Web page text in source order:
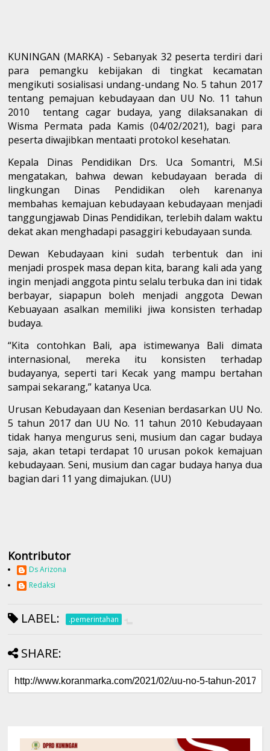
KUNINGAN (MARKA) - Sebanyak 32 peserta terdiri dari
para pemangku kebijakan di tingkat kecamatan
mengikuti sosialisasi undang-undang No. 5 tahun 2017
tentang pemajuan kebudayaan dan UU No. 11 tahun
2010
tentang cagar budaya, yang dilaksanakan di
Wisma Permata pada Kamis (04/02/2021), bagi para
peserta diwajibkan mentaati protokol kesehatan.
Kepala Dinas Pendidikan Drs. Uca Somantri, M.Si
mengatakan, bahwa dewan kebudayaan berada di
lingkungan Dinas Pendidikan oleh karenanya
membahas kemajuan kebudayaan kebudayaan menjadi
tanggungjawab Dinas Pendidikan, terlebih dalam waktu
dekat akan menghadapi pasaggiri kebudayaan sunda.
Dewan Kebudayaan kini sudah terbentuk dan ini
menjadi prospek masa depan kita, barang kali ada yang
ingin menjadi anggota pintu selalu terbuka dan ini tidak
berbayar, siapapun boleh menjadi anggota Dewan
Kebuayaan asalkan memiliki jiwa konsisten terhadap
budaya.
“Kita contohkan Bali, apa istimewanya Bali dimata
internasional, mereka itu konsisten terhadap
budayanya, seperti tari Kecak yang mampu bertahan
sampai sekarang,” katanya Uca.
Urusan Kebudayaan dan Kesenian berdasarkan UU No.
5 tahun 2017 dan UU No. 11 tahun 2010 Kebudayaan
tidak hanya mengurus seni, musium dan cagar budaya
saja, akan tetapi terdapat 10 urusan pokok kemajuan
kebudayaan. Seni, musium dan cagar budaya hanya dua
bagian dari 11 yang dimajukan. (UU)
Kontributor
Ds Arizona
Redaksi
LABEL: .pemerintahan
SHARE: